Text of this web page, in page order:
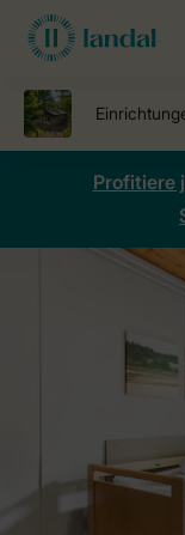
Profitiere